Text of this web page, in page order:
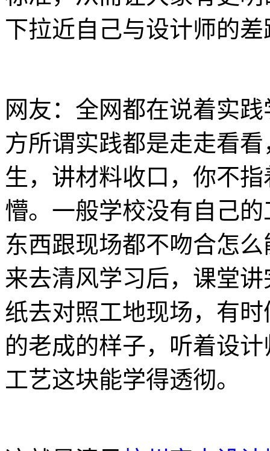
下拉近自己与设计师的差
网友：全网都在说着实
方所谓实践都是走走看
生，讲材料收口，你不
懵。一般学校没有自己
东西跟现场都不吻合怎
来去清风学习后，课堂
纸去对照工地现场，有
的老成的样子，听着设
工艺这块能学得透彻。